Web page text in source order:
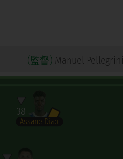
(監督) Manuel Pellegrini
38
Assane Diao